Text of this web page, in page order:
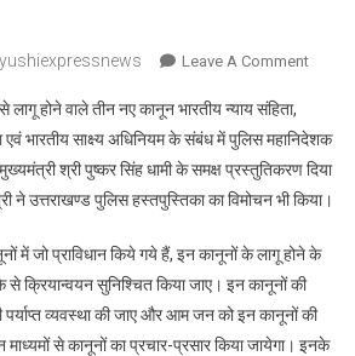
Leave A CommentOn
2024
से
लागू
वाले
तीन
नए
कानून
होने वाले तीन नए कानून भारतीय न्याय संहिता,
एवं भारतीय साक्ष्य अधिनियम के संबंध में पुलिस महानिदेशक
श्री पुष्कर सिंह धामी के समक्ष प्रस्तुतिकरण दिया
उत्तराखण्ड पुलिस हस्तपुस्तिका का विमोचन भी किया।
में जो प्राविधान किये गये हैं, इन कानूनों के लागू होने के
से क्रियान्वयन सुनिश्चित किया जाए। इनकानूनों की
पर्याप्त व्यवस्था की जाए और आम जन को इन कानूनों की
माध्यमों से कानूनों का प्रचार-प्रसार किया जायेगा। इनके